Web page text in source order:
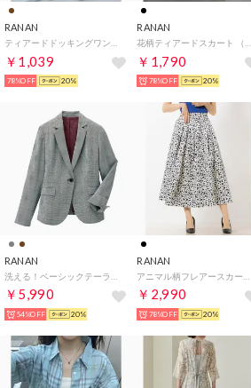
RANAN
￥1,039
78%OFF 20%
RANAN
￥1,790
78%OFF 20%
RANAN
￥5,990
54%OFF 20%
RANAN
￥2,990
78%OFF 20%